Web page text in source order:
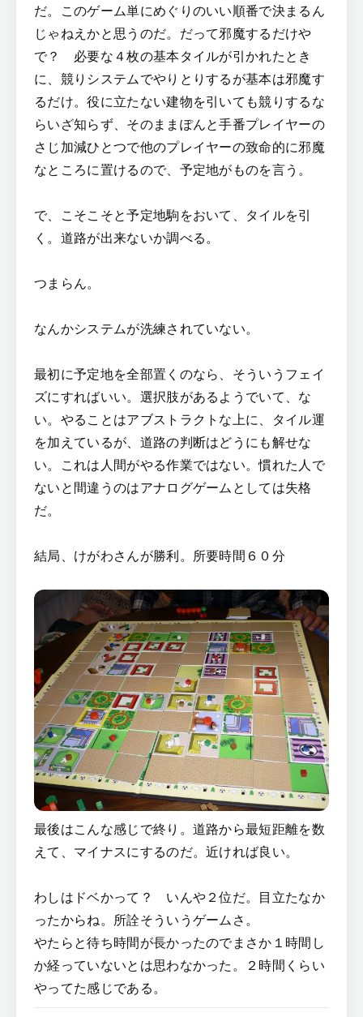
だ。このゲーム単にめぐりのいい順番で決まるん
じゃねえかと思うのだ。だって邪魔するだけや
で？ 必要な４枚の基本タイルが引かれたとき
に、競りシステムでやりとりするが基本は邪魔す
るだけ。役に立たない建物を引いても競りするな
らいざ知らず、そのままぽんと手番プレイヤーの
さじ加減ひとつで他のプレイヤーの致命的に邪魔
なところに置けるので、予定地がものを言う。
で、こそこそと予定地駒をおいて、タイルを引
く。道路が出来ないか調べる。
つまらん。
なんかシステムが洗練されていない。
最初に予定地を全部置くのなら、そういうフェイ
ズにすればいい。選択肢があるようでいて、な
い。やることはアブストラクトな上に、タイル運
を加えているが、道路の判断はどうにも解せな
い。これは人間がやる作業ではない。慣れた人で
ないと間違うのはアナログゲームとしては失格
だ。
結局、けがわさんが勝利。所要時間６０分
最後はこんな感じで終り。道路から最短距離を数
えて、マイナスにするのだ。近ければ良い。
わしはドベかって？ いんや２位だ。目立たなか
ったからね。所詮そういうゲームさ。
やたらと待ち時間が長かったのでまさか１時間し
か経っていないとは思わなかった。２時間くらい
やってた感じである。